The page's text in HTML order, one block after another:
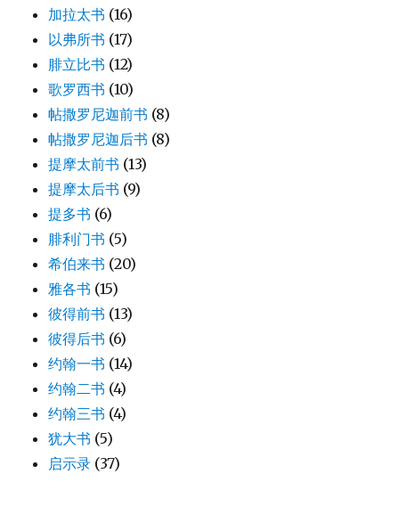
加拉太书 (16)
以弗所书 (17)
腓立比书 (12)
歌罗西书 (10)
帖撒罗尼迦前书 (8)
帖撒罗尼迦后书 (8)
提摩太前书 (13)
提摩太后书 (9)
提多书 (6)
腓利门书 (5)
希伯来书 (20)
雅各书 (15)
彼得前书 (13)
彼得后书 (6)
约翰一书 (14)
约翰二书 (4)
约翰三书 (4)
犹大书 (5)
启示录 (37)